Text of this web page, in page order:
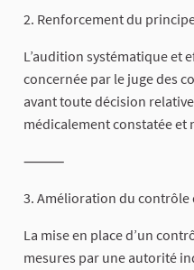
2. Renforcement du
L’audition systématique et
concernée par le juge des
avant toute décision
médicalement constatée et
⸻
3. Amélioration du contrôle
La mise en place d’un
mesures par une autorité